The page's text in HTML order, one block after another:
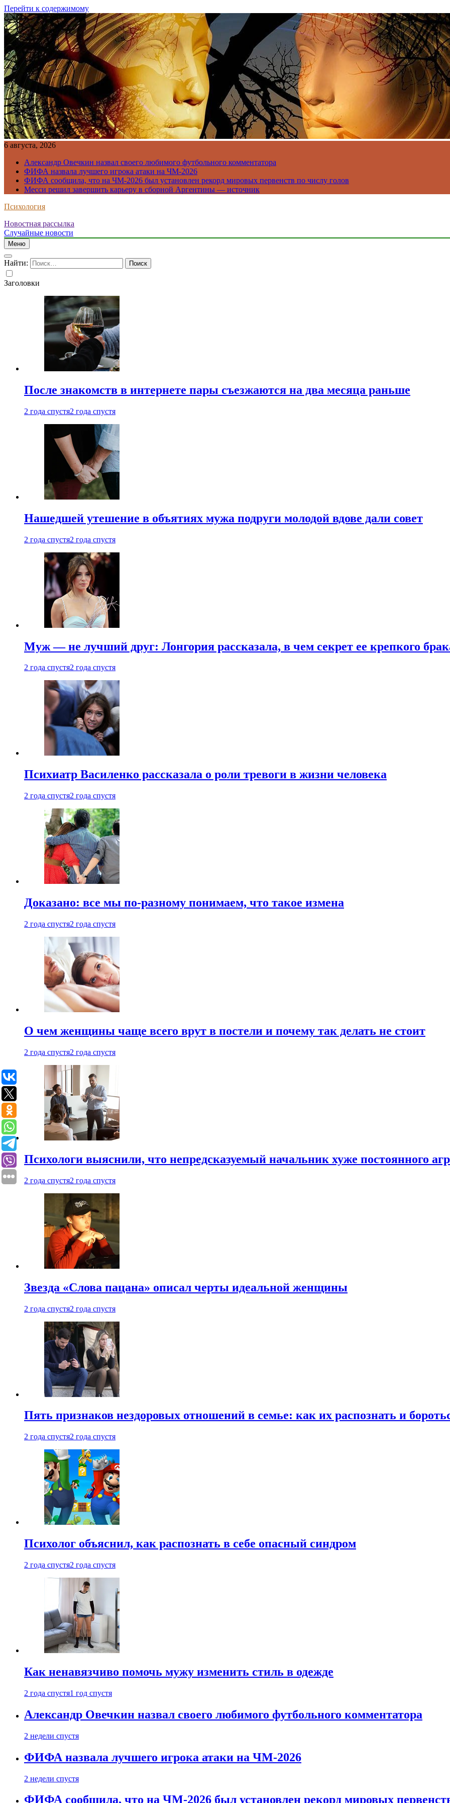
Перейти к содержимому
6 августа, 2026
Александр Овечкин назвал своего любимого футбольного комментатора
ФИФА назвала лучшего игрока атаки на ЧМ-2026
ФИФА сообщила, что на ЧМ-2026 был установлен рекорд мировых первенств по числу голов
Месси решил завершить карьеру в сборной Аргентины — источник
Психология
Новостная рассылка
Случайные новости
Меню
Найти:
Заголовки
После знакомств в интернете пары съезжаются на два месяца раньше
2 года спустя2 года спустя
Нашедшей утешение в объятиях мужа подруги молодой вдове дали совет
2 года спустя2 года спустя
Муж — не лучший друг: Лонгория рассказала, в чем секрет ее крепкого
2 года спустя2 года спустя
Психиатр Василенко рассказала о роли тревоги в жизни человека
2 года спустя2 года спустя
Доказано: все мы по-разному понимаем, что такое измена
2 года спустя2 года спустя
О чем женщины чаще всего врут в постели и почему так делать не стоит
2 года спустя2 года спустя
Психологи выяснили, что непредсказуемый начальник хуже постоянного
2 года спустя2 года спустя
Звезда «Слова пацана» описал черты идеальной женщины
2 года спустя2 года спустя
Пять признаков нездоровых отношений в семье: как их распознать и
2 года спустя2 года спустя
Психолог объяснил, как распознать в себе опасный синдром
2 года спустя2 года спустя
Как ненавязчиво помочь мужу изменить стиль в одежде
2 года спустя1 год спустя
Александр Овечкин назвал своего любимого футбольного комментатора
2 недели спустя
ФИФА назвала лучшего игрока атаки на ЧМ-2026
2 недели спустя
ФИФА сообщила, что на ЧМ-2026 был установлен рекорд мировых